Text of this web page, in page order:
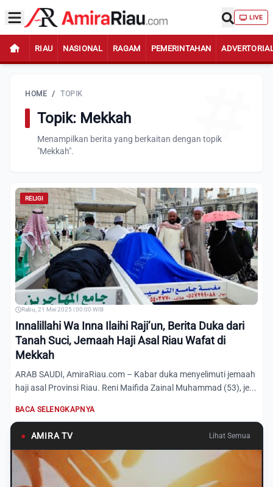
LIVE
RIAU NASIONAL RAGAM PEMERINTAHAN
HOME / TOPIK
Topik: Mekkah
Menampilkan berita yang berkaitan dengan topik
"Mekkah".
RELIGI
Rabu, 21 Mei 2025 | 00:00 WIB
Innalillahi Wa Inna Ilaihi Raji’un, Berita Duka dari
Tanah Suci, Jemaah Haji Asal Riau Wafat di
Mekkah
ARAB SAUDI, AmiraRiau.com – Kabar duka menyelimuti jemaah
haji asal Provinsi Riau. Reni Maifida Zainal Muhammad (53), je...
BACA SELENGKAPNYA
● AMIRA TV Lihat Semua